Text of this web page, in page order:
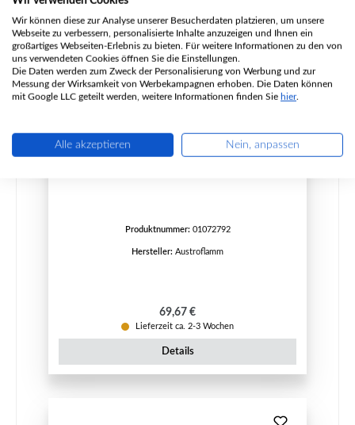
Austroflamm Argos Bodenstein vorne links
Produktnummer: 01072792
Hersteller: Austroflamm
Regulärer Preis:
69,67 €
Lieferzeit ca. 2-3 Wochen
Details
Wir können diese zur Analyse unserer Besucherdaten platzieren, um unsere
Webseite zu verbessern, personalisierte Inhalte anzuzeigen und Ihnen ein
großartiges Webseiten-Erlebnis zu bieten. Für weitere Informationen zu den von
uns verwendeten Cookies öffnen Sie die Einstellungen.
Die Daten werden zum Zweck der Personalisierung von Werbung und zur
Messung der Wirksamkeit von Werbekampagnen erhoben. Die Daten können
mit Google LLC geteilt werden, weitere Informationen finden Sie hier.
Alle akzeptieren Nein, anpassen